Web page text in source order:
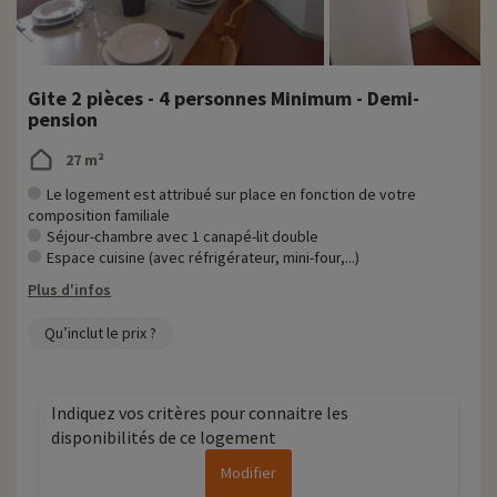
Gite 2 pièces - 4 personnes Minimum - Demi-
pension
27 m²
Le logement est attribué sur place en fonction de votre
composition familiale
Séjour-chambre avec 1 canapé-lit double
Espace cuisine (avec réfrigérateur, mini-four,...)
Plus d'infos
Qu’inclut le prix ?
Indiquez vos critères pour connaitre les
disponibilités de ce logement
Modifier